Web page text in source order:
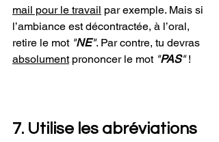
mail pour le travail par exemple. Mais si
l’ambiance est décontractée, à l’oral,
retire le mot "NE". Par contre, tu devras
absolument prononcer le mot "PAS" !
7. Utilise les abréviations